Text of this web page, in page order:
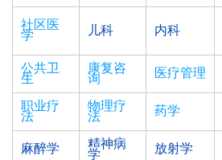
社区医
学 儿科 内科
公共卫
生
康复咨
询 医疗管理
职业疗
法
物理疗
法 药学
麻醉学 精神病
学 放射学